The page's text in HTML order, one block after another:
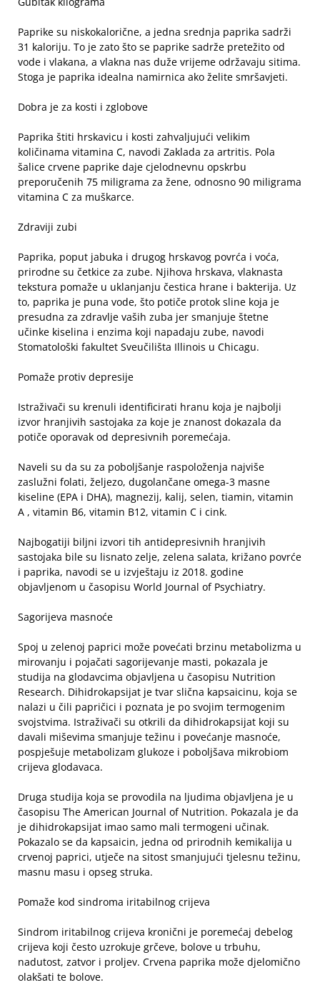
Paprike su niskokalorične, a jedna srednja paprika sadrži
31 kaloriju. To je zato što se paprike sadrže pretežito od
vode i vlakana, a vlakna nas duže vrijeme održavaju sitima.
Stoga je paprika idealna namirnica ako želite smršavjeti.
Dobra je za kosti i zglobove
Paprika štiti hrskavicu i kosti zahvaljujući velikim
količinama vitamina C, navodi Zaklada za artritis. Pola
šalice crvene paprike daje cjelodnevnu opskrbu
preporučenih 75 miligrama za žene, odnosno 90 miligrama
vitamina C za muškarce.
Zdraviji zubi
Paprika, poput jabuka i drugog hrskavog povrća i voća,
prirodne su četkice za zube. Njihova hrskava, vlaknasta
tekstura pomaže u uklanjanju čestica hrane i bakterija. Uz
to, paprika je puna vode, što potiče protok sline koja je
presudna za zdravlje vaših zuba jer smanjuje štetne
učinke kiselina i enzima koji napadaju zube, navodi
Stomatološki fakultet Sveučilišta Illinois u Chicagu.
Pomaže protiv depresije
Istraživači su krenuli identificirati hranu koja je najbolji
izvor hranjivih sastojaka za koje je znanost dokazala da
potiče oporavak od depresivnih poremećaja.
Naveli su da su za poboljšanje raspoloženja najviše
zaslužni folati, željezo, dugolančane omega-3 masne
kiseline (EPA i DHA), magnezij, kalij, selen, tiamin, vitamin
A , vitamin B6, vitamin B12, vitamin C i cink.
Najbogatiji biljni izvori tih antidepresivnih hranjivih
sastojaka bile su lisnato zelje, zelena salata, križano povrće
i paprika, navodi se u izvještaju iz 2018. godine
objavljenom u časopisu World Journal of Psychiatry.
Sagorijeva masnoće
Spoj u zelenoj paprici može povećati brzinu metabolizma u
mirovanju i pojačati sagorijevanje masti, pokazala je
studija na glodavcima objavljena u časopisu Nutrition
Research. Dihidrokapsijat je tvar slična kapsaicinu, koja se
nalazi u čili papričici i poznata je po svojim termogenim
svojstvima. Istraživači su otkrili da dihidrokapsijat koji su
davali miševima smanjuje težinu i povećanje masnoće,
pospješuje metabolizam glukoze i poboljšava mikrobiom
crijeva glodavaca.
Druga studija koja se provodila na ljudima objavljena je u
časopisu The American Journal of Nutrition. Pokazala je da
je dihidrokapsijat imao samo mali termogeni učinak.
Pokazalo se da kapsaicin, jedna od prirodnih kemikalija u
crvenoj paprici, utječe na sitost smanjujući tjelesnu težinu,
masnu masu i opseg struka.
Pomaže kod sindroma iritabilnog crijeva
Sindrom iritabilnog crijeva kronični je poremećaj debelog
crijeva koji često uzrokuje grčeve, bolove u trbuhu,
nadutost, zatvor i proljev. Crvena paprika može djelomično
olakšati te bolove.